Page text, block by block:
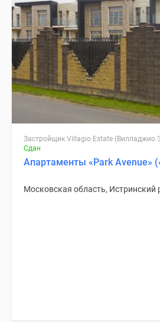
Застройщик Villagio Estate (Вилладжио
Сдан
Апартаменты «Park Avenue»
Московская область, Истринский